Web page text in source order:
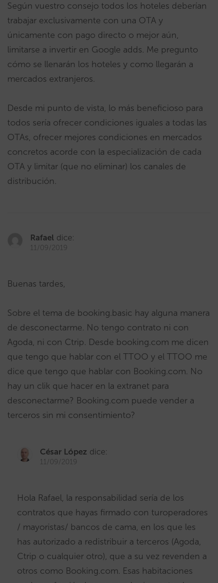
Según vuestro consejo todos los hoteles deberían
trabajar exclusivamente con una OTA y
únicamente con pago directo o mejor aún,
limitarse a invertir en Google adds. Me pregunto
cómo se llenarán los hoteles y como llegarán a
mercados extranjeros.
Desde mi punto de vista, lo más beneficioso para
todos sería ofrecer condiciones iguales a todas las
OTAs, ofrecer mejores condiciones en mercados
concretos acorde con la especialización de cada
OTA y limitar (que no eliminar) los canales de
distribución.
Rafael dice:
11/09/2019
Buenas tardes,
Sobre el tema de booking.basic hay alguna manera
de desconectarme. No tengo contrato ni con
Agoda, ni con Ctrip. Desde booking.com me dicen
que tengo que hablar con el TTOO y el TTOO me
dice que tengo que hablar con Booking.com. No
hay un clik que hacer en la extranet para
desconectarme? Booking.com puede vender a
terceros sin mi consentimiento?
César López dice:
11/09/2019
Hola Rafael, la responsabilidad sería de los
contratos que hayas firmado con turoperadores
/ mayoristas/ bancos de cama, en los que les
has autorizado a redistribuir a terceros (Agoda,
Ctrip o cualquier otro), que a su vez revenden a
otros como Booking.com. Esas habitaciones